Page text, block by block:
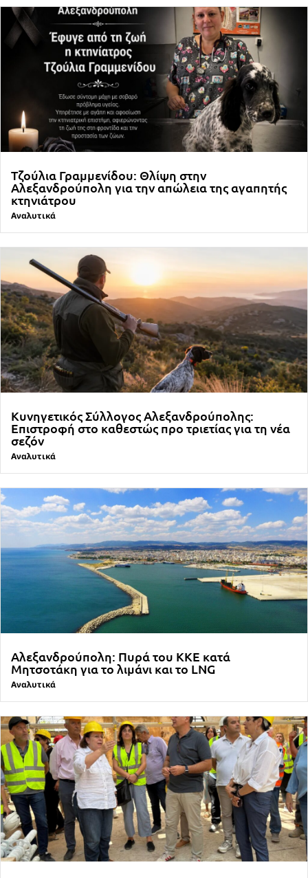
Τζούλια Γραμμενίδου: Θλίψη στην
Αλεξανδρούπολη για την απώλεια της αγαπητής
κτηνιάτρου
Αναλυτικά
Κυνηγετικός Σύλλογος Αλεξανδρούπολης:
Επιστροφή στο καθεστώς προ τριετίας για τη νέα
σεζόν
Αναλυτικά
Αλεξανδρούπολη: Πυρά του ΚΚΕ κατά
Μητσοτάκη για το λιμάνι και το LNG
Αναλυτικά